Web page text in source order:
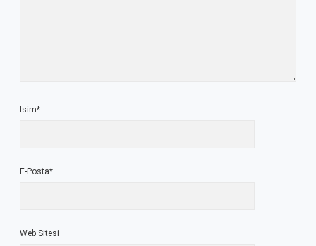
İsim*
E-Posta*
Web Sitesi